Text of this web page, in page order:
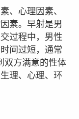
心理因素、
素。早射是男
过程中，男性
间过短，通常
双方满意的性体
理、心理、环